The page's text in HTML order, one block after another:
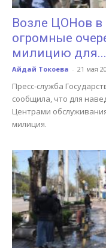
Возле ЦОНов в
огромные
милицию для...
Айдай Токоева - 21 мая
Пресс-служба
сообщила, что для
Центрами
милиция.